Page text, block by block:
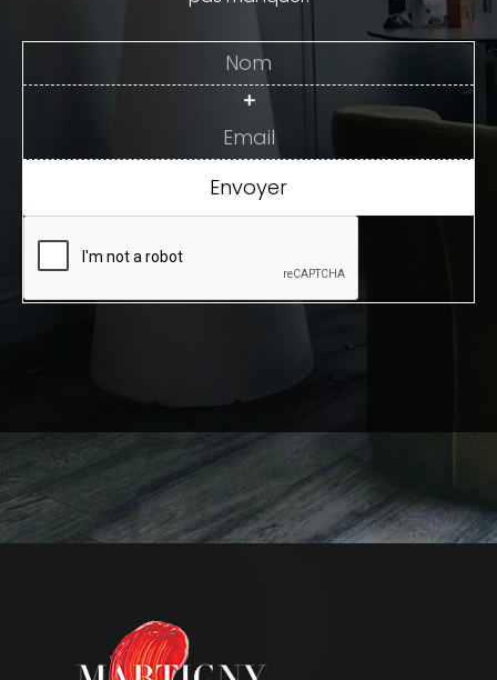
+
Envoyer